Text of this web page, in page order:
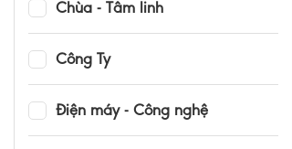
Chùa - Tâm linh
Công Ty
Điện máy - Công nghệ